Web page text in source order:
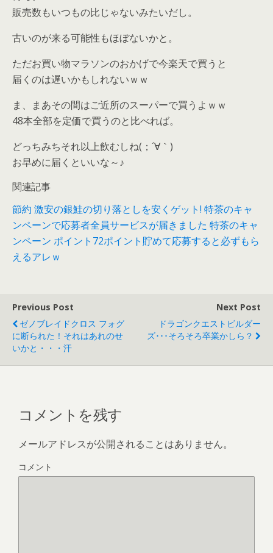
販売数もいつもの比じゃないみたいだし。
古いのが来る可能性もほぼないかと。
ただお買い物マラソンのおかげで今楽天で買うと
届くのは遅いかもしれないｗｗ
ま、まあその間はご近所のスーパーで買うよｗｗ
48本全部を定価で買うのと比べれば。
どっちみちそれ以上飲むしね(；´∀｀)
お早めに届くといいな～♪
関連記事
節約 激安の銀鮭の切り落としを安くゲット! 特茶のキャ
ンペーンで応募者全員サービスが届きました 特茶のキャ
ンペーン ポイント72ポイント貯めて応募すると必ずもら
えるアレｗ
Previous Post
ゼノブレイドクロス フォグ
に断られた！それはあれのせ
いかと・・・汗
Next Post
ドラゴンクエストビルダー
ズ･･･そろそろ卒業かしら？
コメントを残す
メールアドレスが公開されることはありません。
コメント